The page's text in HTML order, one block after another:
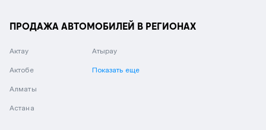
ПРОДАЖА АВТОМОБИЛЕЙ В РЕГИОНАХ
Актау
Актобе
Алматы
Астана
Атырау
Показать еще